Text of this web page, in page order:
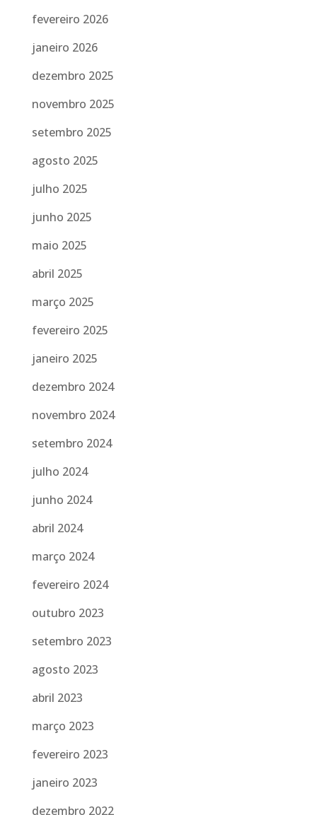
fevereiro 2026
janeiro 2026
dezembro 2025
novembro 2025
setembro 2025
agosto 2025
julho 2025
junho 2025
maio 2025
abril 2025
março 2025
fevereiro 2025
janeiro 2025
dezembro 2024
novembro 2024
setembro 2024
julho 2024
junho 2024
abril 2024
março 2024
fevereiro 2024
outubro 2023
setembro 2023
agosto 2023
abril 2023
março 2023
fevereiro 2023
janeiro 2023
dezembro 2022